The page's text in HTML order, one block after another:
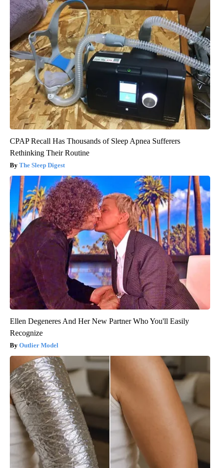
CPAP Recall Has Thousands of Sleep Apnea Sufferers
Rethinking Their Routine
The Sleep Digest
Ellen Degeneres And Her New Partner Who You'll Easily
Recognize
Outlier Model